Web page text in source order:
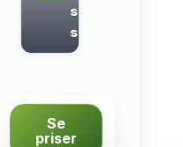
samme
sted
Se
priser